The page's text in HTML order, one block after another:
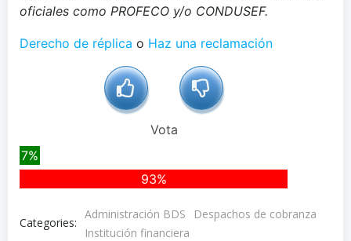
oficiales como PROFECO y/o CONDUSEF.
Derecho de réplica o Haz una reclamación
Vota
7%
93%
Categories:
Administración BDS
Despachos de cobranza
Institución financiera